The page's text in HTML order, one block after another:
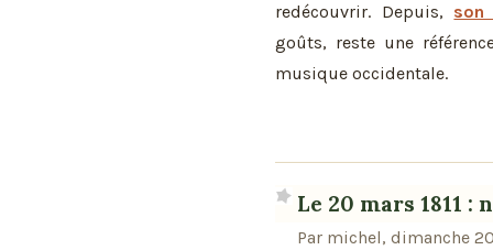
redécouvrir. Depuis, son
goûts, reste une
musique occidentale.
Le 20 mars 1811 :
Par michel, dimanche